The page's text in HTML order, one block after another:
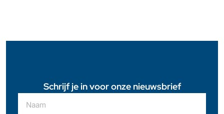
Schrijf je in voor onze nieuwsbrief